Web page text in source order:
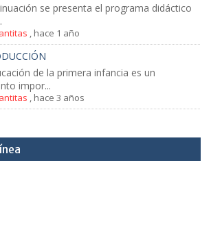
se presenta el programa didáctico
hace 1 año
de la primera infancia es un
impor...
hace 3 años